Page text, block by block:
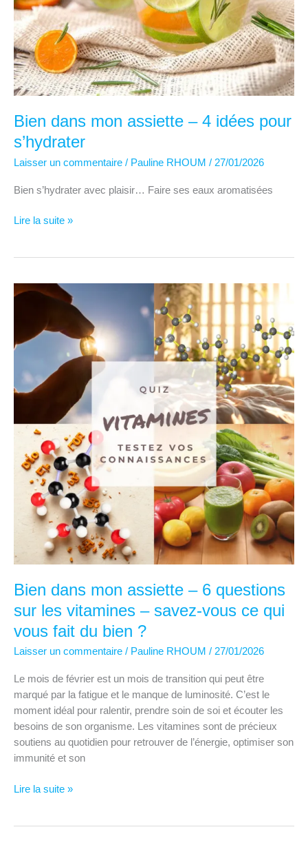
Bien dans mon assiette – 4 idées pour
s’hydrater
Laisser un commentaire / Pauline RHOUM / 27/01/2026
Bien s’hydrater avec plaisir… Faire ses eaux aromatisées
Bien
–
4
s’hydrater
Lire la suite »
Bien dans mon assiette – 6 questions
sur les vitamines – savez-vous ce qui
vous fait du bien ?
Laisser un commentaire / Pauline RHOUM / 27/01/2026
Le mois de février est un mois de transition qui peut être
marqué par la fatigue et le manque de luminosité. C’est le
moment idéal pour ralentir, prendre soin de soi et écouter les
besoins de son organisme. Les vitamines sont de précieux
soutiens au quotidien pour retrouver de l’énergie, optimiser son
immunité et son
Bien
Lire la suite »